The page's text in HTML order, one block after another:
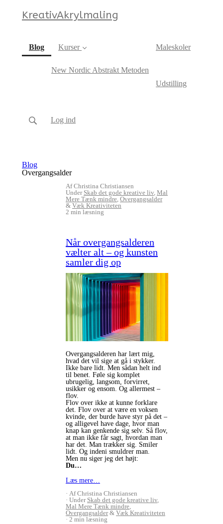
KreativAkrylmaling
Blog(current)
Kurser
New Nordic Abstrakt Metoden
Maleskoler
Udstilling
Log ind
Blog
Overgangsalder
Af Christina Christiansen
Under Skab det gode kreative liv, Mal
Mere Tænk mindre, Overgangsalder
& Væk Kreativiteten
2 min læsning
Når overgangsalderen
vælter alt – og kunsten
samler dig op
Overgangsalderen har lært mig,
hvad det vil sige at gå i stykker.
Ikke bare lidt. Men sådan helt ind
til benet. Føle sig komplet
ubrugelig, langsom, forvirret,
usikker og ensom. Og allermest –
flov.
Flov over ikke at kunne forklare
det. Flov over at være en voksen
kvinde, der burde have styr på det –
og alligevel have dage, hvor man
knap kan genkende sig selv. Så flov,
at man ikke får sagt, hvordan man
har det. Man trækker sig. Smiler
lidt. Og indeni smuldrer man.
Men nu siger jeg det højt:
Du…
Læs mere…
Af Christina Christiansen
Under Skab det gode kreative liv,
Mal Mere Tænk mindre,
Overgangsalder& Væk Kreativiteten
2 min læsning